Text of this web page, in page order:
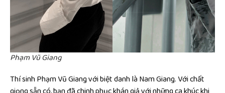
Phạm Vũ Giang
Thí sinh Phạm Vũ Giang với biệt danh là Nam Giang. Với chất